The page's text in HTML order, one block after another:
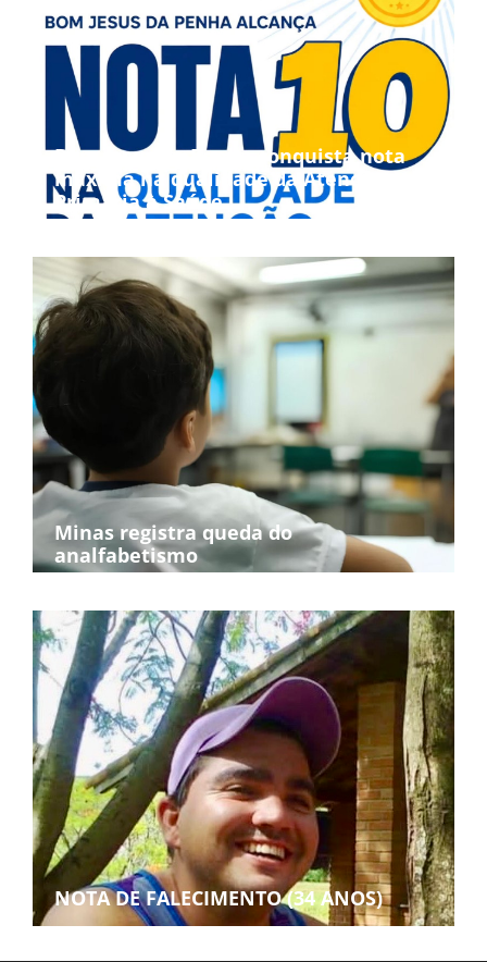
Bom Jesus da Penha conquista nota
máxima na qualidade da Atenção
Primária à Saúde
Minas registra queda do
analfabetismo
NOTA DE FALECIMENTO (34 ANOS)